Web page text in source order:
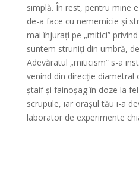
simplă. În rest, pentru mine
de-a face cu nemernicie și
mai înjurați pe „mitici”
suntem struniți din umbră,
Adevăratul „miticism” s-a
venind din direcție diametral
ștaif și fainoșag în doze la
scrupule, iar orașul tău i-a
laborator de experimente